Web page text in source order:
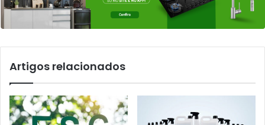
Artigos relacionados